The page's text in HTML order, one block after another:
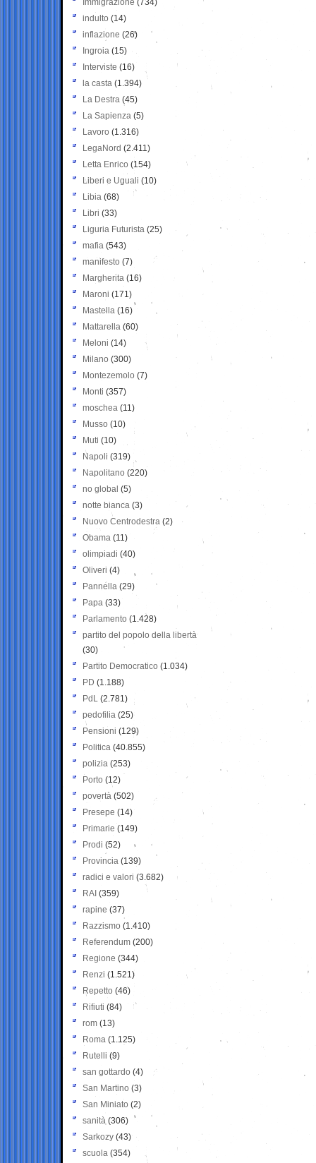
Immigrazione (734)
indulto (14)
inflazione (26)
Ingroia (15)
Interviste (16)
la casta (1.394)
La Destra (45)
La Sapienza (5)
Lavoro (1.316)
LegaNord (2.411)
Letta Enrico (154)
Liberi e Uguali (10)
Libia (68)
Libri (33)
Liguria Futurista (25)
mafia (543)
manifesto (7)
Margherita (16)
Maroni (171)
Mastella (16)
Mattarella (60)
Meloni (14)
Milano (300)
Montezemolo (7)
Monti (357)
moschea (11)
Musso (10)
Muti (10)
Napoli (319)
Napolitano (220)
no global (5)
notte bianca (3)
Nuovo Centrodestra (2)
Obama (11)
olimpiadi (40)
Oliveri (4)
Pannella (29)
Papa (33)
Parlamento (1.428)
partito del popolo della libertà
(30)
Partito Democratico (1.034)
PD (1.188)
PdL (2.781)
pedofilia (25)
Pensioni (129)
Politica (40.855)
polizia (253)
Porto (12)
povertà (502)
Presepe (14)
Primarie (149)
Prodi (52)
Provincia (139)
radici e valori (3.682)
RAI (359)
rapine (37)
Razzismo (1.410)
Referendum (200)
Regione (344)
Renzi (1.521)
Repetto (46)
Rifiuti (84)
rom (13)
Roma (1.125)
Rutelli (9)
san gottardo (4)
San Martino (3)
San Miniato (2)
sanità (306)
Sarkozy (43)
scuola (354)